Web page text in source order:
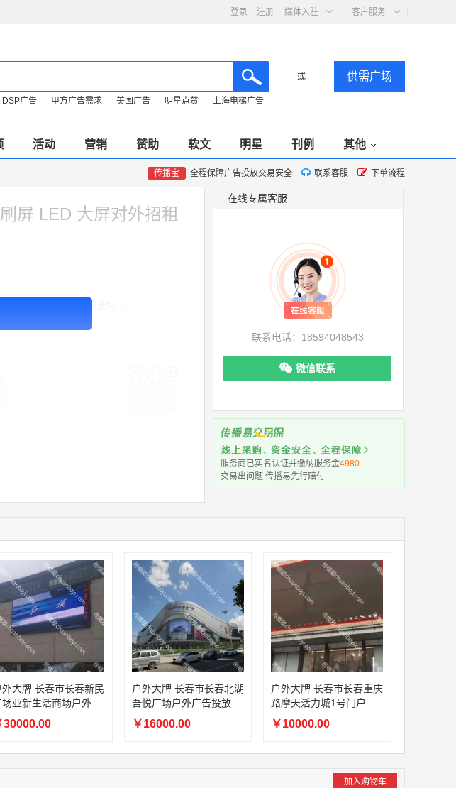
登录 注册 媒体入驻 客户服务
或 供需广场
DSP广告 甲方广告需求 美国广告 明星点赞 上海电梯广告
活动 营销 赞助 软文 明星 刊例 其他
传播宝 全程保障广告投放交易安全 联系客服 下单流程
屏 LED 大屏对外招租
秒195次/天/ ,块媒体数量块：4
在线专属客服
联系电话：18594048543
微信联系
服务商已实名认证并缴纳服务金4980
交易出问题 传播易先行赔付
牌 长春市长春新民
场亚新生活商场户外广
投放
30000.00
户外大牌 长春市长春北湖
吾悦广场户外广告投放
￥16000.00
户外大牌 长春市长春重庆
路摩天活力城1号门户外
广告投放
￥10000.00
加入购物车